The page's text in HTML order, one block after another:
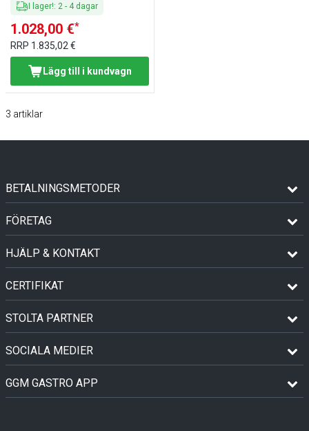
I lager!: 2 - 4 dagar
1.028,00 €*
RRP 1.835,02 €
Lägg till i kundvagn
3 artiklar
BETALNINGSMETODER
FÖRETAG
HJÄLP & KONTAKT
CERTIFIKAT
STOLTA PARTNER
SOCIALA MEDIER
GGM GASTRO APP